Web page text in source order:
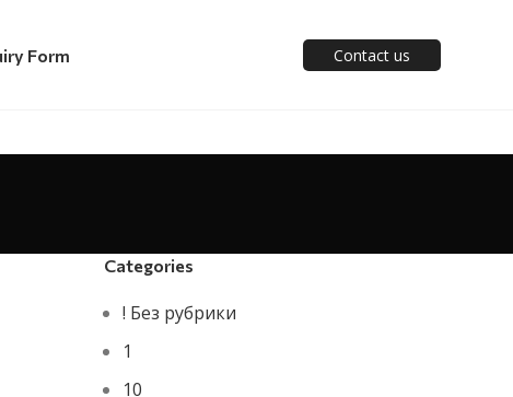
Form Contact us
Categories
! Без рубрики
1
10